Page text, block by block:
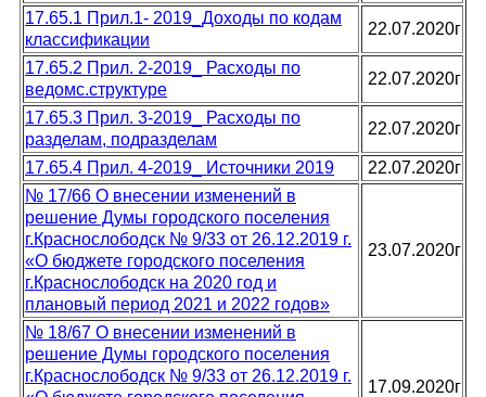
17.65.1 Прил.1- 2019_Доходы по кодам
классификации
22.07.2020г
17.65.2 Прил. 2-2019_ Расходы по
ведомс.структуре
22.07.2020г
17.65.3 Прил. 3-2019_ Расходы по
разделам, подразделам
22.07.2020г
17.65.4 Прил. 4-2019_ Источники 2019
22.07.2020г
№ 17/66 О внесении изменений в
решение Думы городского поселения
г.Краснослободск № 9/33 от 26.12.2019 г.
«О бюджете городского поселения
г.Краснослободск на 2020 год и
плановый период 2021 и 2022 годов»
23.07.2020г
№ 18/67 О внесении изменений в
решение Думы городского поселения
г.Краснослободск № 9/33 от 26.12.2019 г.
17.09.2020г